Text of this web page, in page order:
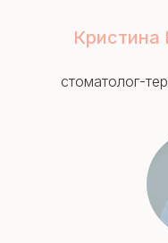
Кристина
стоматолог-